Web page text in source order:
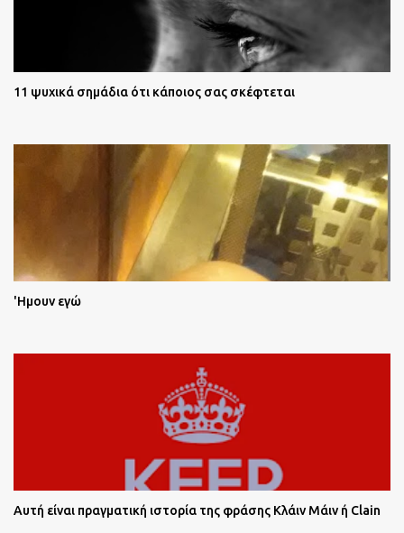
11 ψυχικά σημάδια ότι κάποιος σας σκέφτεται
'Ημουν εγώ
Αυτή είναι πραγματική ιστορία της φράσης Κλάιν Μάιν ή Clain